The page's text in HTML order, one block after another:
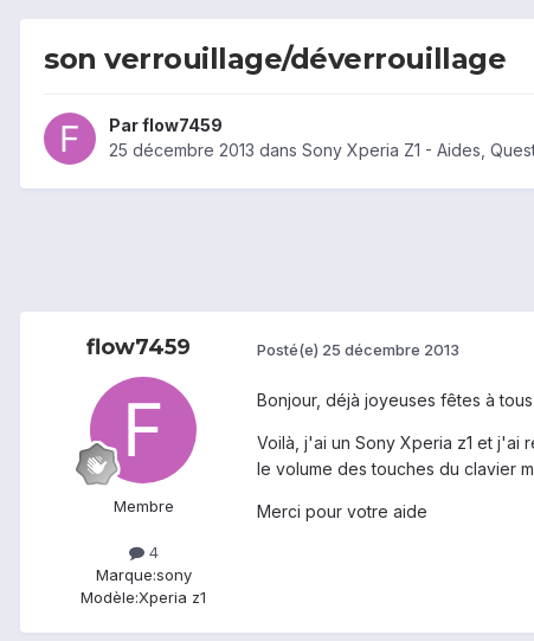
son verrouillage/déverrouillage
Parflow7459
25 décembre 2013 dans Sony Xperia Z1 - Aides,
flow7459
Membre
4
Marque:sony
Modèle:Xperia z1
Posté(e) 25 décembre 2013
Bonjour, déjà joyeuses fêtes à tous
Voilà, j'ai un Sony Xperia z1 et j'ai
le volume des touches du clavier
Merci pour votre aide